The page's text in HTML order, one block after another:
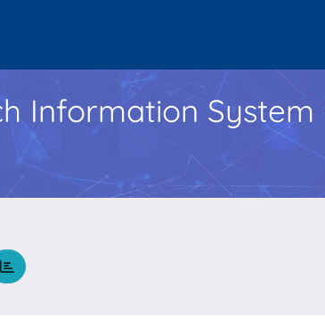
Information System